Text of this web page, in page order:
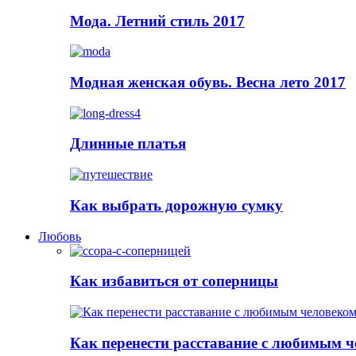
Мода. Летний стиль 2017
Модная женская обувь. Весна лето 2017
Длинные платья
Как выбрать дорожную сумку
Любовь
Как избавиться от соперницы
Как перенести расставание с любимым